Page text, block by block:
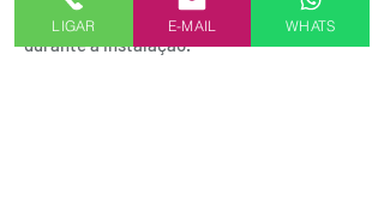
(Standard Plus®), que protegem o piso
durante a instalação.
LIGAR E-MAIL WHATS